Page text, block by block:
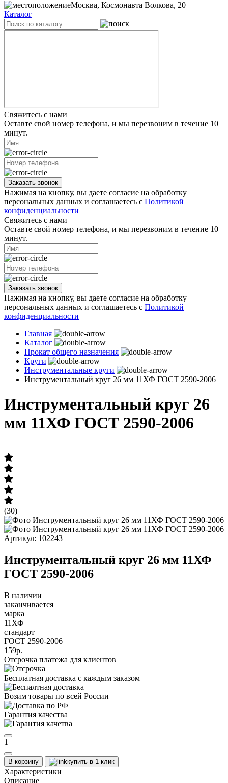
Москва, Космонавта Волкова, 20
Каталог
Свяжитесь с нами
Оставте свой номер телефона, и мы перезвоним в течение 10
минут.
Заказать звонок
Нажимая на кнопку, вы даете согласие на обработку
персональных данных и соглашаетесь с Политикой
конфиденциальности
Свяжитесь с нами
Оставте свой номер телефона, и мы перезвоним в течение 10
минут.
Заказать звонок
Нажимая на кнопку, вы даете согласие на обработку
персональных данных и соглашаетесь с Политикой
конфиденциальности
Главная
Каталог
Прокат общего назначения
Круги
Инструментальные круги
Инструментальный круг 26 мм 11ХФ ГОСТ 2590-2006
Инструментальный круг 26
мм 11ХФ ГОСТ 2590-2006
(30)
Артикул: 102243
Инструментальный круг 26 мм 11ХФ
ГОСТ 2590-2006
В наличии
заканчивается
марка
11ХФ
стандарт
ГОСТ 2590-2006
159р.
Отсрочка платежа для клиентов
Бесплатная доставка с каждым заказом
Возим товары по всей России
Гарантия качества
1
В корзину купить в 1 клик
Характеристики
Описание